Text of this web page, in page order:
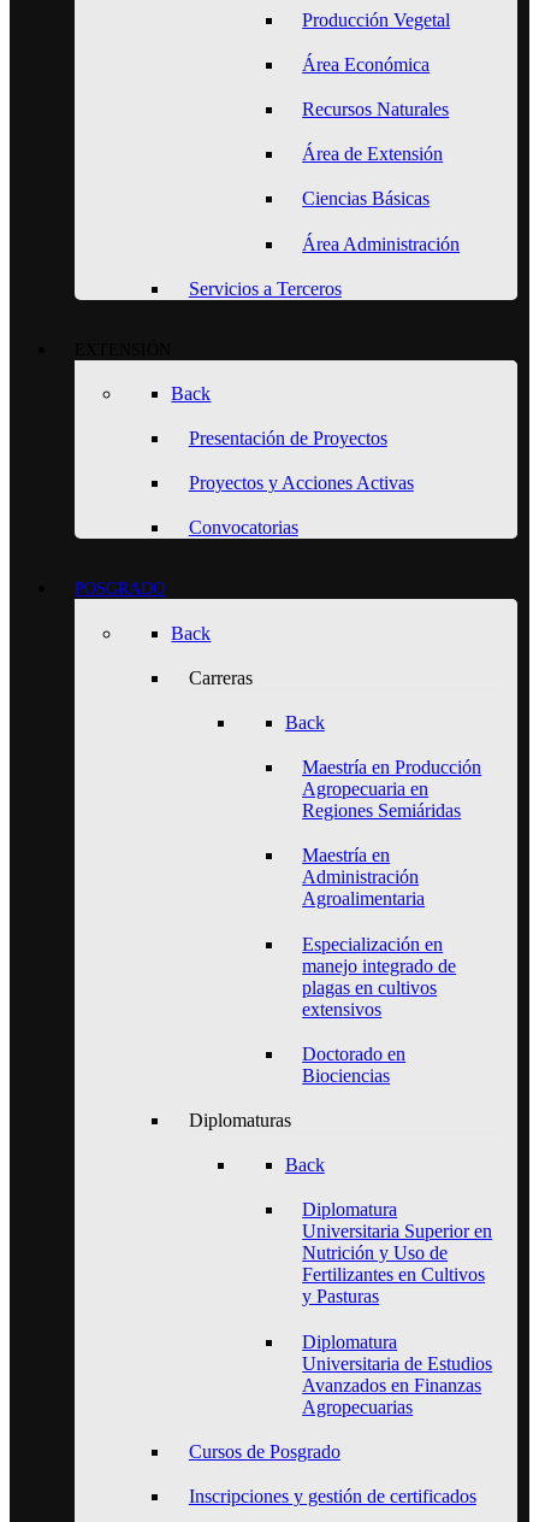
Producción Vegetal
Área Económica
Recursos Naturales
Área de Extensión
Ciencias Básicas
Área Administración
Servicios a Terceros
Back
Presentación de Proyectos
Proyectos y Acciones Activas
Convocatorias
POSGRADO
Back
Carreras
Back
Maestría en Producción
Agropecuaria en
Regiones Semiáridas
Maestría en
Administración
Agroalimentaria
Especialización en
manejo integrado de
plagas en cultivos
extensivos
Doctorado en
Biociencias
Diplomaturas
Back
Diplomatura
Universitaria Superior en
Nutrición y Uso de
Fertilizantes en Cultivos
y Pasturas
Diplomatura
Universitaria de Estudios
Avanzados en Finanzas
Agropecuarias
Cursos de Posgrado
Inscripciones y gestión de certificados